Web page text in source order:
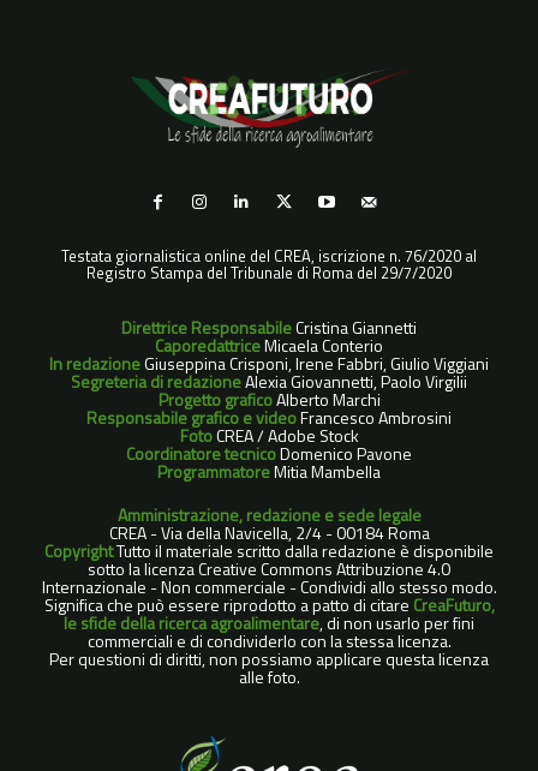
Testata giornalistica online del CREA, iscrizione n. 76/2020 al
Registro Stampa del Tribunale di Roma del 29/7/2020
Direttrice ResponsabileCristina Giannetti
CaporedattriceMicaela Conterio
In redazioneGiuseppina Crisponi, Irene Fabbri, Giulio Viggiani
Segreteria di redazioneAlexia Giovannetti, Paolo Virgilii
Progetto graficoAlberto Marchi
Responsabile grafico e videoFrancesco Ambrosini
FotoCREA / Adobe Stock
Coordinatore tecnicoDomenico Pavone
ProgrammatoreMitia Mambella
Amministrazione, redazione e sede legale
CREA - Via della Navicella, 2/4 - 00184 Roma
CopyrightTutto il materiale scritto dalla redazione è disponibile
sotto la licenza Creative Commons Attribuzione 4.0
Internazionale - Non commerciale - Condividi allo stesso modo.
Significa che può essere riprodotto a patto di citare CreaFuturo,
le sfide della ricerca agroalimentare, di non usarlo per fini
commerciali e di condividerlo con la stessa licenza.
Per questioni di diritti, non possiamo applicare questa licenza
alle foto.